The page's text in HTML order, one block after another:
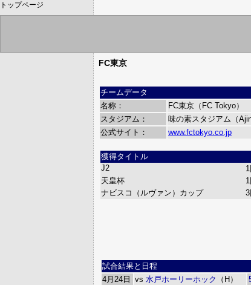
トップページ
FC東京
チームデータ
名称：
FC東京（FC Tokyo）
スタジアム：
味の素スタジアム（
公式サイト：
www.fctokyo.co.jp
獲得タイトル
J2
天皇杯
ナビスコ（ルヴァン）カップ
3
試合結果と日程
4月24日
vs 水戸ホーリーホック （H）